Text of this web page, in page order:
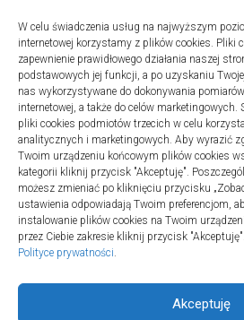
W celu świadczenia usług na najwyższym
internetowej korzystamy z plików cookies. Pliki
zapewnienie prawidłowego działania naszej
podstawowych jej funkcji, a po uzyskaniu
nas wykorzystywane do dokonywania
internetowej, a także do celów
pliki cookies podmiotów trzecich w celu
analitycznych i marketingowych. Aby wyrazić
Twoim urządzeniu końcowym plików cookies
kategorii kliknij przycisk "Akceptuję".
możesz zmieniać po kliknięciu przycisku
ustawienia odpowiadają Twoim preferencjom,
instalowanie plików cookies na Twoim
przez Ciebie zakresie kliknij przycisk
Polityce prywatności.
Akceptuję
Na co zwracać uwagę podczas
nad Bałtykiem
Najnowsze komentarze
GosiaoFizjoterapia – jak
sprawność po urazie?